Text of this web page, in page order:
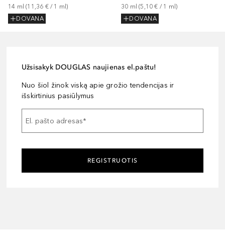
14 ml (11,36 € / 1 ml)
DOVANA
30 ml (5,10 € / 1 ml)
DOVANA
Užsisakyk DOUGLAS naujienas el.paštu!
Nuo šiol žinok viską apie grožio tendencijas ir
išskirtinius pasiūlymus
El. pašto adresas*
REGISTRUOTIS